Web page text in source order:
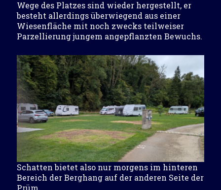
Wege des Platzes sind wieder hergestellt, er
besteht allerdings überwiegend aus einer
Wiesenfläche mit noch zwecks teilweiser
Parzellierung jungem angepflanzten Bewuchs.
Schatten bietet also nur morgens im hinteren
Bereich der Berghang auf der anderen Seite der
Prüm.